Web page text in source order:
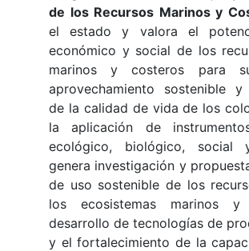
de los Recursos Marinos y
el estado y valora el
económico y social de los
marinos y costeros para
aprovechamiento sostenible y
de la calidad de vida de los
la aplicación de
ecológico, biológico, social
genera investigación y
de uso sostenible de los
los ecosistemas marinos
desarrollo de tecnologías de
y el fortalecimiento de la